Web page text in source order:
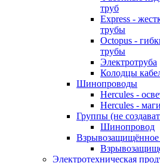
труб
Express -
трубы
Octopus -
трубы
Электротруба
Колодцы
Шинопроводы
Hercules -
Hercules -
Группы (не
Шинопровод
Взрывозащищённое
Электротехническая